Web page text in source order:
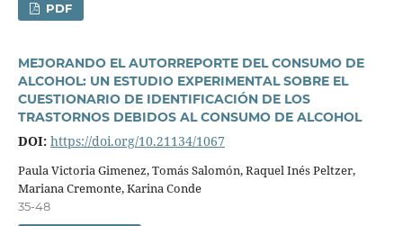
PDF
MEJORANDO EL AUTORREPORTE DEL CONSUMO DE
ALCOHOL: UN ESTUDIO EXPERIMENTAL SOBRE EL
CUESTIONARIO DE IDENTIFICACIÓN DE LOS
TRASTORNOS DEBIDOS AL CONSUMO DE ALCOHOL
DOI: https://doi.org/10.21134/1067
Paula Victoria Gimenez, Tomás Salomón, Raquel Inés Peltzer,
Mariana Cremonte, Karina Conde
35-48